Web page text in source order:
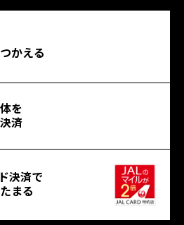
かえる
を
済
決済で
まる